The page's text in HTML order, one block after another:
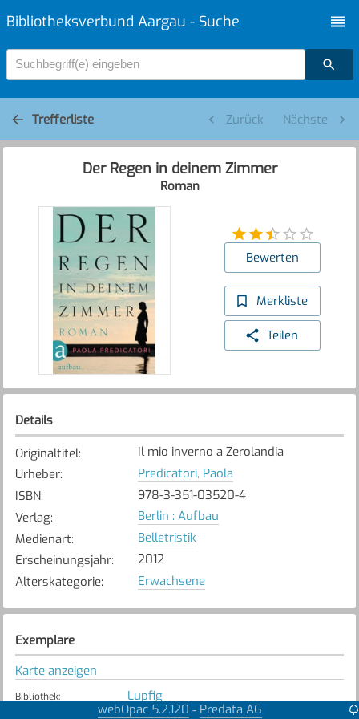
Bibliotheksverbund Aargau - Suche
Suchbegriff(e) eingeben
Trefferliste Zurück Nächste
Der Regen in deinem Zimmer
Roman
Bewerten
Merkliste
Teilen
Details
Originaltitel:
Il mio inverno a Zerolandia
Urheber:
Predicatori, Paola
ISBN:
978-3-351-03520-4
Verlag:
Berlin : Aufbau
Medienart:
Belletristik
Erscheinungsjahr:
2012
Alterskategorie: Erwachsene
Exemplare
Karte anzeigen
Bibliothek: Lupfig
Nicht verfügbar
webOpac 5.2.120 - Predata AG